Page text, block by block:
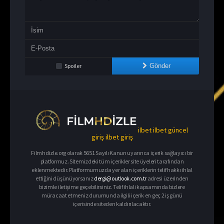
Spoiler Gönder
ilbetilbet güncel
girişilbet giriş
Filmhdizle.org olarak 5651 Sayılı Kanun uyarınca içerik sağlayıcı bir
platformuz. Sitemizdeki tüm içerikler site üyeleri tarafından
eklenmektedir. Platformumuzda yer alan içeriklerin telif hakkı ihlal
ettiğini düşünüyorsanızdergi@outlook.com.tr adresi üzerinden
bizimle iletişime geçebilirsiniz. Telif ihlali kapsamında bizlere
müracaat etmeniz durumunda ilgili içerik en geç 2 iş günü
içerisinde siteden kaldırılacaktır.